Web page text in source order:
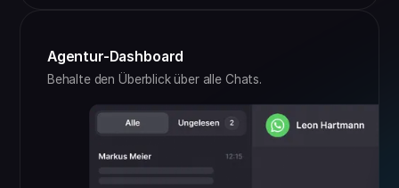
Agentur-Dashboard
Behalte den Überblick über alle Chats.